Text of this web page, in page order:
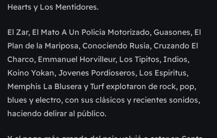
Hearts y Los Mentidores.
El Zar, El Mato A Un Policía Motorizado, Guasones, El
Plan de la Mariposa, Conociendo Rusia, Cruzando El
Charco, Emmanuel Horvilleur, Los Tipitos, Indios,
Koino Yokan, Jovenes Pordioseros, Los Espíritus,
Memphis La Blusera y Turf explotaron de rock, pop,
blues y electro, con sus clásicos y recientes sonidos,
haciendo delirar al público.